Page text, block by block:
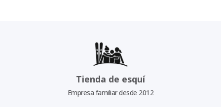
Tienda de esquí
Empresa familiar desde 2012